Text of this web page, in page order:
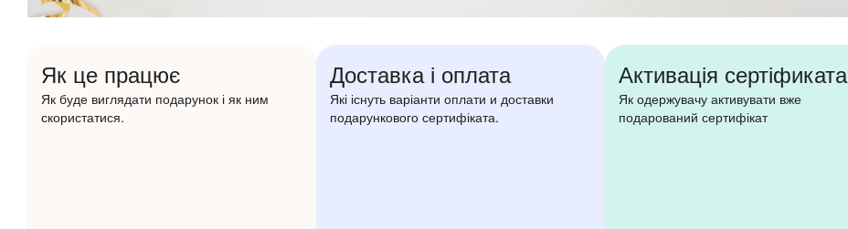
Як це працює
Як буде виглядати подарунок і як ним
скористатися.
Доставка і оплата
Які існуть варіанти оплати и доставки
подарункового сертифіката.
Активація сертіфиката
Як одержувачу активувати вже
подарований сертифікат